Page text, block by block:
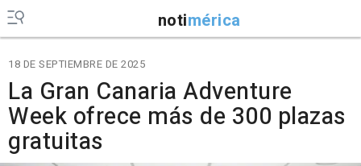
notimérica
18 DE SEPTIEMBRE DE 2025
La Gran Canaria Adventure
Week ofrece más de 300 plazas
gratuitas